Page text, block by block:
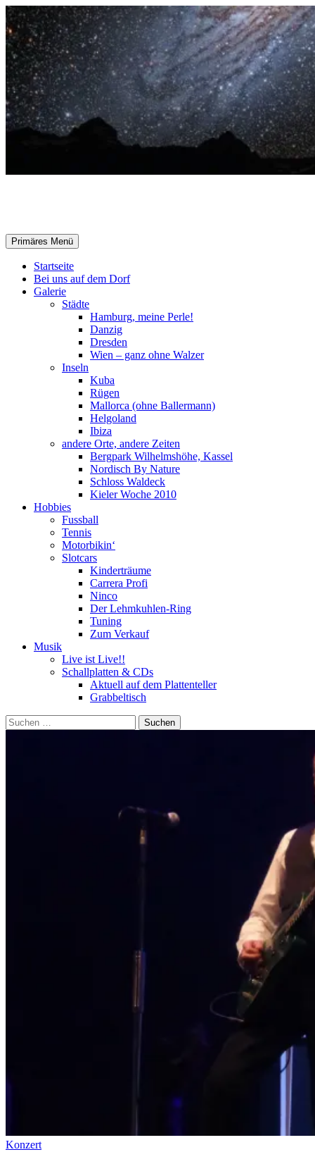
Zum
Inhalt
springen
Suchen
Primäres Menü
Startseite
Bei uns auf dem Dorf
Galerie
Städte
Hamburg, meine Perle!
Danzig
Dresden
Wien – ganz ohne Walzer
Inseln
Kuba
Rügen
Mallorca (ohne Ballermann)
Helgoland
Ibiza
andere Orte, andere Zeiten
Bergpark Wilhelmshöhe, Kassel
Nordisch By Nature
Schloss Waldeck
Kieler Woche 2010
Hobbies
Fussball
Tennis
Motorbikin‘
Slotcars
Kinderträume
Carrera Profi
Ninco
Der Lehmkuhlen-Ring
Tuning
Zum Verkauf
Musik
Live ist Live!!
Schallplatten & CDs
Aktuell auf dem Plattenteller
Grabbeltisch
Suchen
nach:
Konzert